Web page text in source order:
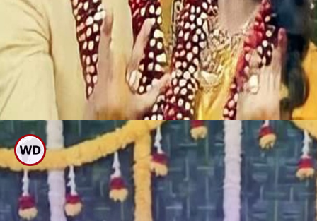
ಎಂಗೇಜ್ ಮೆಂಟ್ ಮಾಡಿಕೊಂಡ